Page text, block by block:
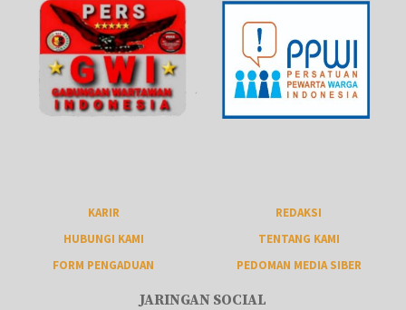
KARIR
REDAKSI
HUBUNGI KAMI
TENTANG KAMI
FORM PENGADUAN
PEDOMAN MEDIA SIBER
JARINGAN SOCIAL